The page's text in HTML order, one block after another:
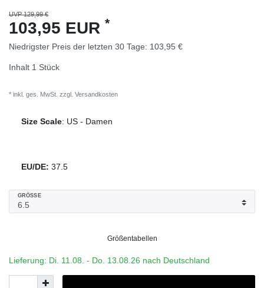
UVP 129,99 €
103,95 EUR *
Niedrigster Preis der letzten 30 Tage: 103,95 €
Inhalt 1 Stück
* inkl. ges. MwSt. zzgl. Versandkosten
Size Scale: US - Damen
EU/DE: 37.5
GRÖSSE
Größentabellen
Lieferung: Di. 11.08. - Do. 13.08.26 nach Deutschland